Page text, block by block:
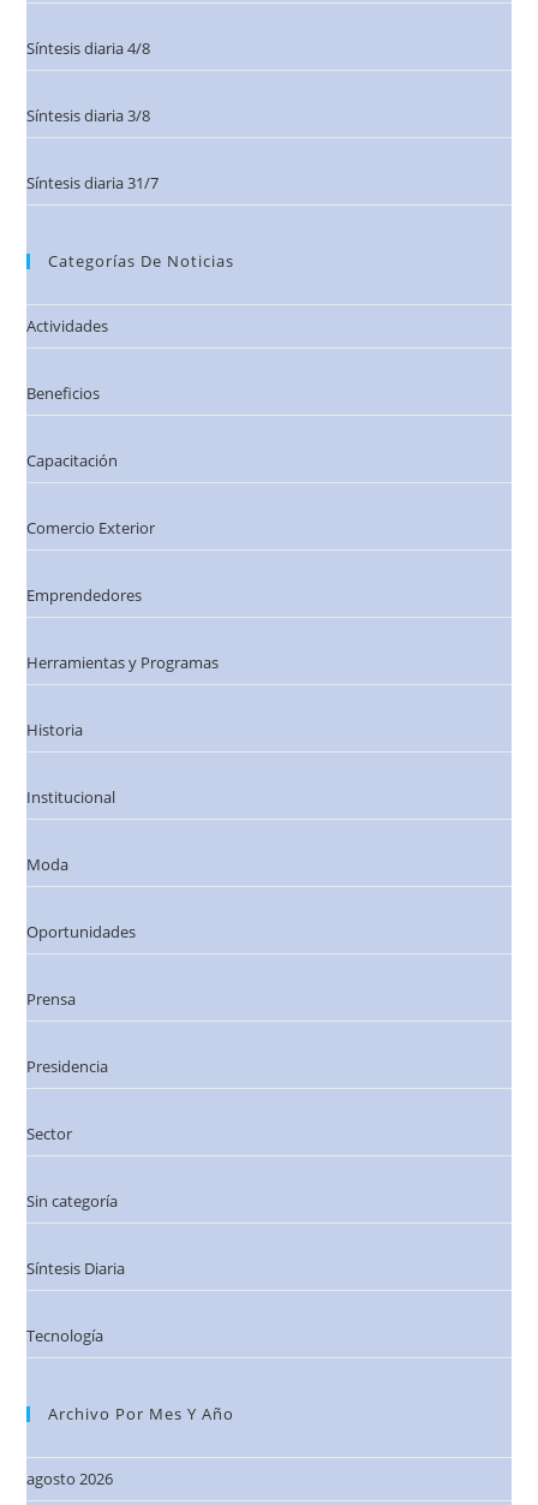
Síntesis diaria 4/8
Síntesis diaria 3/8
Síntesis diaria 31/7
Categorías De Noticias
Actividades
Beneficios
Capacitación
Comercio Exterior
Emprendedores
Herramientas y Programas
Historia
Institucional
Moda
Oportunidades
Prensa
Presidencia
Sector
Sin categoría
Síntesis Diaria
Tecnología
Archivo Por Mes Y Año
agosto 2026